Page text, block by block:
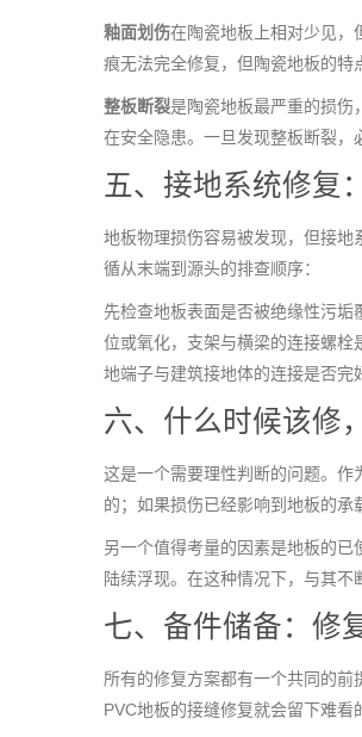
釉面划伤在陶瓷地板上相对少见，
痕无法完全修复，但陶瓷地板的特
整板断裂是陶瓷地板最严重的损伤
在安全隐患。一旦发现整板断裂，
五、接地系统修复
地板物理损伤容易被发现，但接
循从末端到源头的排查顺序：
先检查地板表面是否被绝缘性污
位或氧化，支架与横梁的连接螺
地端子与建筑接地体的连接是否完
六、什么时候该修
这是一个需要理性判断的问题。
的；如果损伤已经影响到地板的承
另一个值得考量的因素是地板的
陆续浮现。在这种情况下，与其不
七、备件储备：修
所有的修复方案都有一个共同的
PVC地板的接缝修复就会留下难看